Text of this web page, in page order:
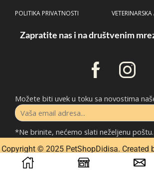
POLITIKA PRIVATNOSTI
Zapratite nas i na društvenim
Možete biti uvek u toku sa novostima
*Ne brinite, nećemo slati neželjenu poštu.
Copyright © 2025 PetShopDidisa. Created